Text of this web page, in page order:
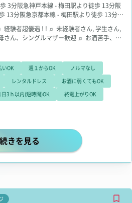
3分阪急神戸本線 - 梅田駅より徒歩 13分阪
13分阪急京都本線 - 梅田駅より徒歩 13分阪
り徒歩 8分大阪メトロ四つ橋線 - 西梅田駅よ
り徒歩 6分
経験者超優遇 ! ! ♬ 未経験者さん, 学生さん,
さん、シングルマザー歓迎 ♬ お酒苦手、お
いOK 週１からOK
ノルマなし
レンタルドレス
お酒に弱くてもOK
日3ｈ以内(短時間)OK
終電上がりOK
☆ 10,000円 スタート可能 ☆ 【高級
続きを見る